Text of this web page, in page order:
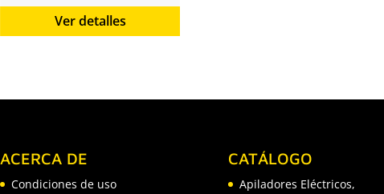
Ver detalles
ACERCA DE
Condiciones de uso
CATÁLOGO
Apiladores Eléctricos,